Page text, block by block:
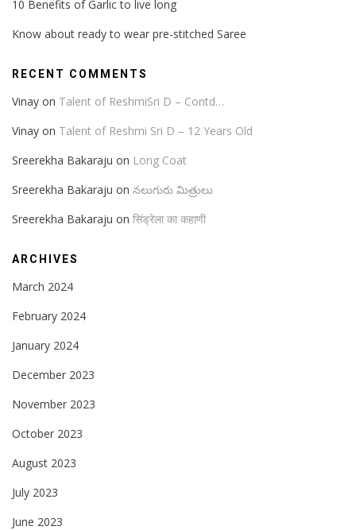
10 Benefits of Garlic to live long
Know about ready to wear pre-stitched Saree
RECENT COMMENTS
Vinay on Talent of ReshmiSri D – Contd…
Vinay on Talent of Reshmi Sri D – 12 Years Old
Sreerekha Bakaraju on Long Coat
Sreerekha Bakaraju on నలుగురు మిత్రులు
Sreerekha Bakaraju on सिंड्रेला का कहाणी
ARCHIVES
March 2024
February 2024
January 2024
December 2023
November 2023
October 2023
August 2023
July 2023
June 2023